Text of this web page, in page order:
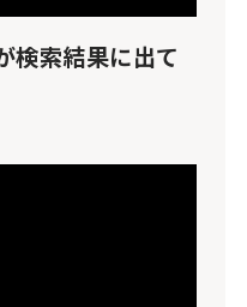
検索結果に出て